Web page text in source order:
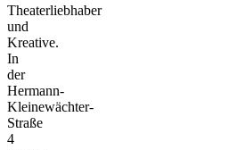
Theaterliebhaber
und
Kreative.
In
der
Hermann-
Kleinewächter-
Straße
4